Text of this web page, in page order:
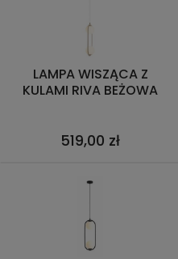
LAMPA WISZĄCA Z
KULAMI RIVA BEŻOWA
519,00 zł